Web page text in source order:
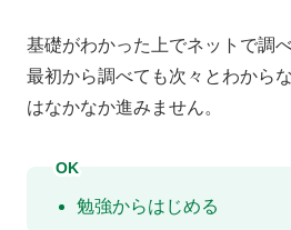
基礎がわかった上でネットで調
最初から調べても次々とわから
はなかなか進みません。
OK
勉強からはじめる